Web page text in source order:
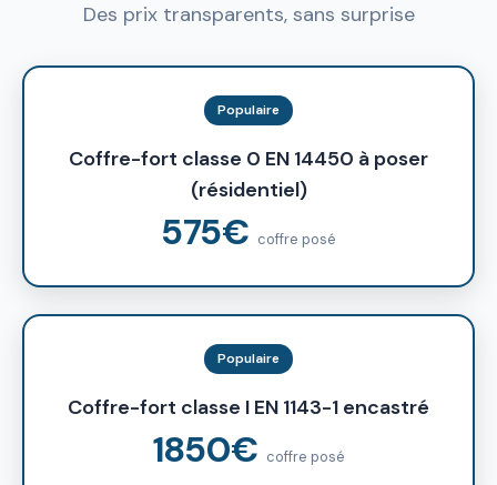
Des prix transparents, sans surprise
Populaire
Coffre-fort classe 0 EN 14450 à poser
(résidentiel)
575€ coffre posé
Populaire
Coffre-fort classe I EN 1143-1 encastré
1850€ coffre posé